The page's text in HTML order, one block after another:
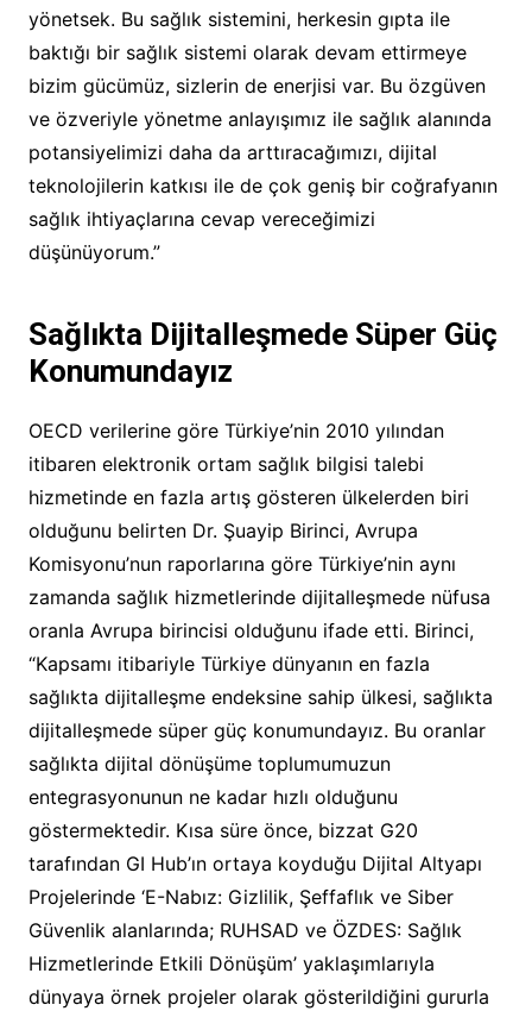
yönetsek. Bu sağlık sistemini, herkesin gıpta ile
baktığı bir sağlık sistemi olarak devam ettirmeye
bizim gücümüz, sizlerin de enerjisi var. Bu özgüven
ve özveriyle yönetme anlayışımız ile sağlık alanında
potansiyelimizi daha da arttıracağımızı, dijital
teknolojilerin katkısı ile de çok geniş bir coğrafyanın
sağlık ihtiyaçlarına cevap vereceğimizi
düşünüyorum.”
Sağlıkta Dijitalleşmede Süper Güç
Konumundayız
OECD verilerine göre Türkiye’nin 2010 yılından
itibaren elektronik ortam sağlık bilgisi talebi
hizmetinde en fazla artış gösteren ülkelerden biri
olduğunu belirten Dr. Şuayip Birinci, Avrupa
Komisyonu’nun raporlarına göre Türkiye’nin aynı
zamanda sağlık hizmetlerinde dijitalleşmede nüfusa
oranla Avrupa birincisi olduğunu ifade etti. Birinci,
“Kapsamı itibariyle Türkiye dünyanın en fazla
sağlıkta dijitalleşme endeksine sahip ülkesi, sağlıkta
dijitalleşmede süper güç konumundayız. Bu oranlar
sağlıkta dijital dönüşüme toplumumuzun
entegrasyonunun ne kadar hızlı olduğunu
göstermektedir. Kısa süre önce, bizzat G20
tarafından GI Hub’ın ortaya koyduğu Dijital Altyapı
Projelerinde ‘E-Nabız: Gizlilik, Şeffaflık ve Siber
Güvenlik alanlarında; RUHSAD ve ÖZDES: Sağlık
Hizmetlerinde Etkili Dönüşüm’ yaklaşımlarıyla
dünyaya örnek projeler olarak gösterildiğini gururla